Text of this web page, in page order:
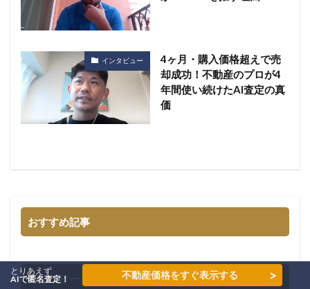
インタビュー
4ヶ月・購入価格超えで売
却成功！不動産のプロが4
年間使い続けたAI査定の真
価
おすすめ記事
カテゴリー
とりあえず
AIで匿名査定！
不動産価格をすぐ表示する >